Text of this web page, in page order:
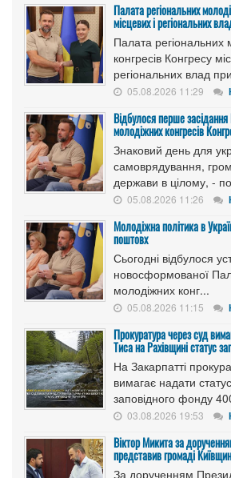
Палата регіональних
місцевих і регіональних
Палата регіональних
конгресів Конгресу
регіональних влад
05.08.2026 11:29
Відбулося перше
молодіжних конгресів
Знаковий день для
самоврядування,
держави в цілому, -
05.08.2026 11:26
Молодіжна політика в
поштовх
Сьогодні відбулося
новосформованої
молодіжних конг...
05.08.2026 11:15
Прокуратура через суд
Тиса на Рахівщині статус
На Закарпатті
вимагає надати
заповідного фонду
03.08.2026 19:53
Віктор Микита за
представив громаді
За дорученням